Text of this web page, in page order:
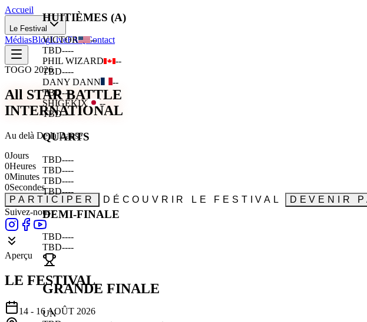
Accueil
Le Festival
MédiasBlogLiveFAQContact
TOGO 2026
All STAR BATTLE
INTERNATIONAL
Au delà De la Danse
0Jours
0Heures
0Minutes
0Secondes
PARTICIPER
DÉCOUVRIR LE FESTIVAL
DEVENIR
Suivez-nous :
Aperçu
LE FESTIVAL
14 - 16 AOÛT 2026
HUITIÈMES (A)
VICTOR
--
TBD----
PHIL WIZARD
--
TBD----
DANY DANN
--
TBD----
SHIGEKIX
--
TBD----
QUARTS
TBD----
TBD----
TBD----
TBD----
DEMI-FINALE
TBD----
TBD----
GRANDE FINALE
UN